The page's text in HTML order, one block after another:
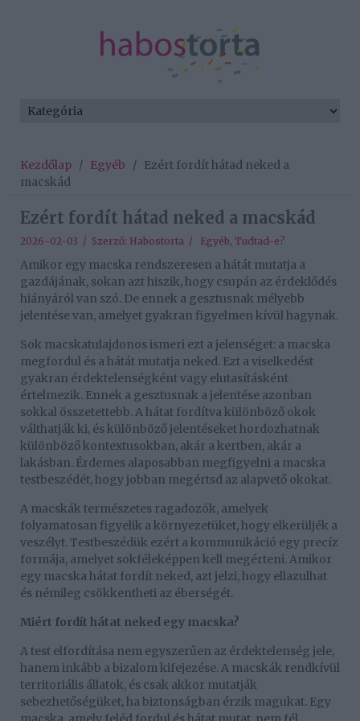
Kezdőlap / Egyéb / Ezért fordít hátad neked a
macskád
Ezért fordít hátad neked a macskád
2026-02-03 / Szerző: Habostorta / Egyéb, Tudtad-e?
Amikor egy macska rendszeresen a hátát mutatja a
gazdájának, sokan azt hiszik, hogy csupán az érdeklődés
hiányáról van szó. De ennek a gesztusnak mélyebb
jelentése van, amelyet gyakran figyelmen kívül hagynak.
Sok macskatulajdonos ismeri ezt a jelenséget: a macska
megfordul és a hátát mutatja neked. Ezt a viselkedést
gyakran érdektelenségként vagy elutasításként
értelmezik. Ennek a gesztusnak a jelentése azonban
sokkal összetettebb. A hátat fordítva különböző okok
válthatják ki, és különböző jelentéseket hordozhatnak
különböző kontextusokban, akár a kertben, akár a
lakásban. Érdemes alaposabban megfigyelni a macska
testbeszédét, hogy jobban megértsd az alapvető okokat.
A macskák természetes ragadozók, amelyek
folyamatosan figyelik a környezetüket, hogy elkerüljék a
veszélyt. Testbeszédük ezért a kommunikáció egy precíz
formája, amelyet sokféleképpen kell megérteni. Amikor
egy macska hátat fordít neked, azt jelzi, hogy ellazulhat
és némileg csökkentheti az éberségét.
Miért fordít hátat neked egy macska?
A test elfordítása nem egyszerűen az érdektelenség jele,
hanem inkább a bizalom kifejezése. A macskák rendkívül
territoriális állatok, és csak akkor mutatják
sebezhetőségüket, ha biztonságban érzik magukat. Egy